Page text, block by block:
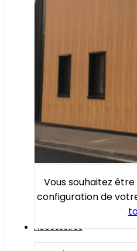
Vous souhaitez
configuration de
Accessoires